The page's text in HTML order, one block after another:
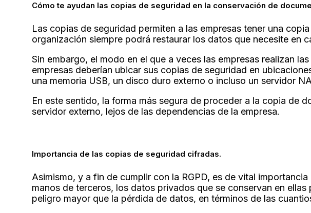
Cómo te ayudan las copias de seguridad en la conservación de
Las copias de seguridad permiten a las empresas tener una
organización siempre podrá restaurar los datos que necesite en
Sin embargo, el modo en el que a veces las empresas realizan
empresas deberían ubicar sus copias de seguridad en
una memoria USB, un disco duro externo o incluso un servidor
En este sentido, la forma más segura de proceder a la copia de
servidor externo, lejos de las dependencias de la empresa.
Importancia de las copias de seguridad cifradas.
Asimismo, y a fin de cumplir con la RGPD, es de vital
manos de terceros, los datos privados que se conservan en
peligro mayor que la pérdida de datos, en términos de las